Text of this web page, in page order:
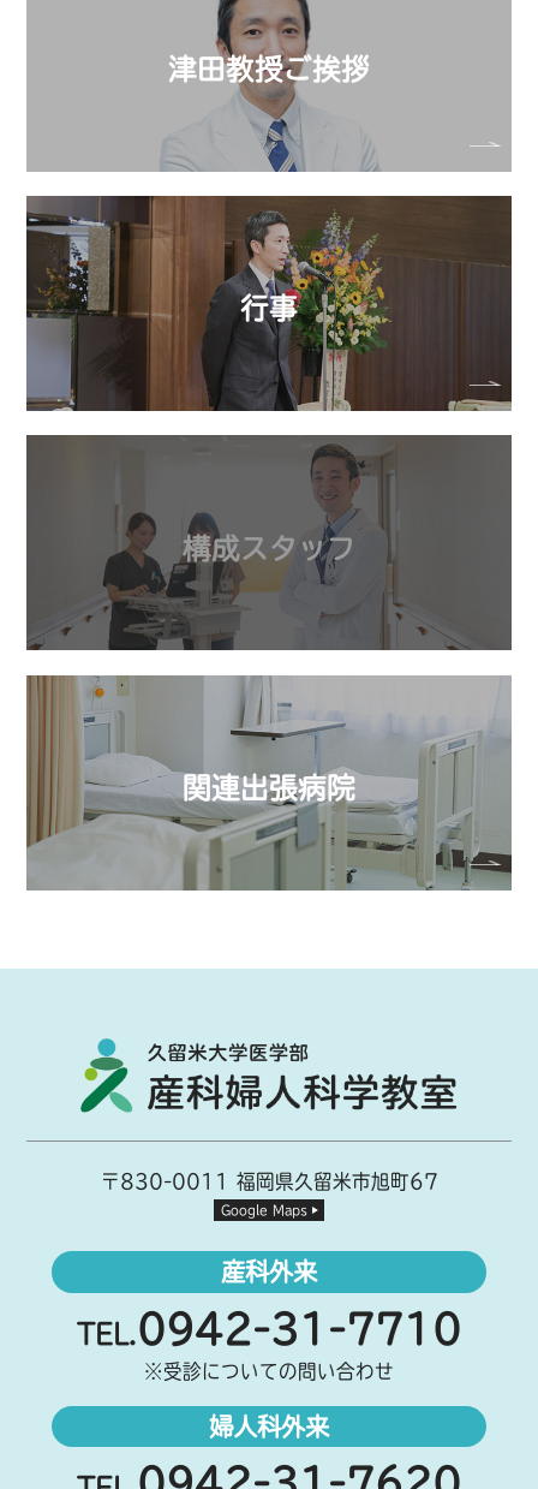
津田教授ご挨拶
行事
構成スタッフ
関連出張病院
〒830-0011 福岡県久留米市旭町67
Google Maps
産科外来
TEL.0942-31-7710
※受診についての問い合わせ
婦人科外来